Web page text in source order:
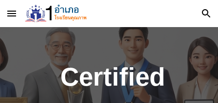
Skip to main content Skip to navigation
Certified